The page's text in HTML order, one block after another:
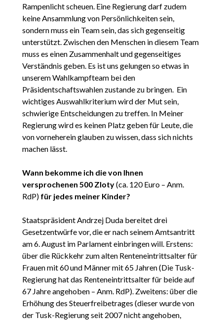
Rampenlicht scheuen. Eine Regierung darf zudem
keine Ansammlung von Persönlichkeiten sein,
sondern muss ein Team sein, das sich gegenseitig
unterstützt. Zwischen den Menschen in diesem Team
muss es einen Zusammenhalt und gegenseitiges
Verständnis geben. Es ist uns gelungen so etwas in
unserem Wahlkampfteam bei den
Präsidentschaftswahlen zustande zu bringen. Ein
wichtiges Auswahlkriterium wird der Mut sein,
schwierige Entscheidungen zu treffen. In Meiner
Regierung wird es keinen Platz geben für Leute, die
von vorneherein glauben zu wissen, dass sich nichts
machen lässt.
Wann bekomme ich die von Ihnen
versprochenen 500 Zloty(ca. 120 Euro – Anm.
RdP) für jedes meiner Kinder?
Staatspräsident Andrzej Duda bereitet drei
Gesetzentwürfe vor, die er nach seinem Amtsantritt
am 6. August im Parlament einbringen will. Erstens:
über die Rückkehr zum alten Renteneintrittsalter für
Frauen mit 60 und Männer mit 65 Jahren (Die Tusk-
Regierung hat das Renteneintrittsalter für beide auf
67 Jahre angehoben – Anm. RdP). Zweitens: über die
Erhöhung des Steuerfreibetrages (dieser wurde von
der Tusk-Regierung seit 2007 nicht angehoben,